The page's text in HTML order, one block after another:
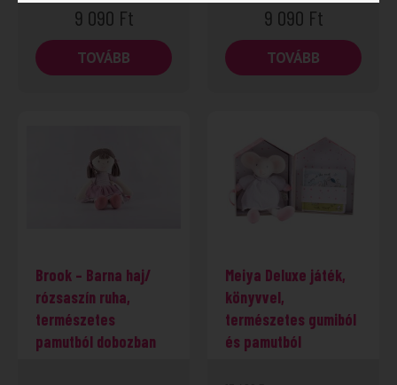
9 090 Ft
TOVÁBB
9 090 Ft
TOVÁBB
Brook – Barna haj/
rózsaszín ruha,
természetes
pamutból dobozban
Meiya Deluxe játék,
könyvvel,
természetes gumiból
és pamutból